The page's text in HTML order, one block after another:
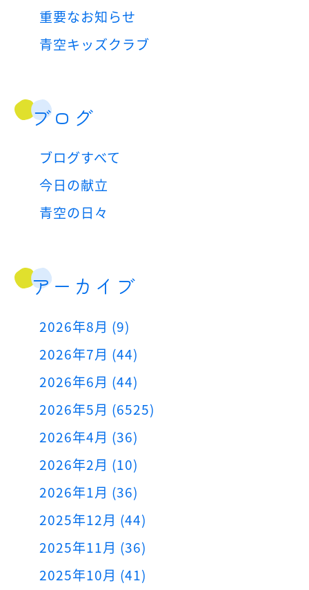
重要なお知らせ
青空キッズクラブ
ブログ
ブログすべて
今日の献立
青空の日々
アーカイブ
2026年8月 (9)
2026年7月 (44)
2026年6月 (44)
2026年5月 (6525)
2026年4月 (36)
2026年2月 (10)
2026年1月 (36)
2025年12月 (44)
2025年11月 (36)
2025年10月 (41)